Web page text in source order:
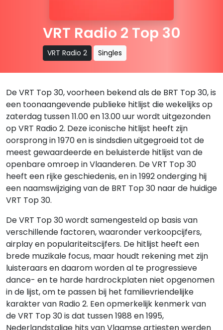
VRT Radio 2 Top 30
VRT Radio 2 Singles
De VRT Top 30, voorheen bekend als de BRT Top 30, is
een toonaangevende publieke hitlijst die wekelijks op
zaterdag tussen 11.00 en 13.00 uur wordt uitgezonden
op VRT Radio 2. Deze iconische hitlijst heeft zijn
oorsprong in 1970 en is sindsdien uitgegroeid tot de
meest gewaardeerde en beluisterde hitlijst van de
openbare omroep in Vlaanderen. De VRT Top 30
heeft een rijke geschiedenis, en in 1992 onderging hij
een naamswijziging van de BRT Top 30 naar de huidige
VRT Top 30.
De VRT Top 30 wordt samengesteld op basis van
verschillende factoren, waaronder verkoopcijfers,
airplay en populariteitscijfers. De hitlijst heeft een
brede muzikale focus, maar houdt rekening met zijn
luisteraars en daarom worden al te progressieve
dance- en te harde hardrockplaten niet opgenomen
in de lijst, om te passen bij het familievriendelijke
karakter van Radio 2. Een opmerkelijk kenmerk van
de VRT Top 30 is dat tussen 1988 en 1995,